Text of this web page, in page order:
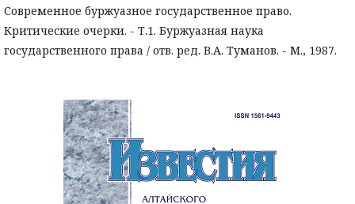
Современное буржуазное государственное право.
Критические очерки. - Т.1. Буржуазная наука
государственного права / отв. ред. В.А. Туманов. - М., 1987.